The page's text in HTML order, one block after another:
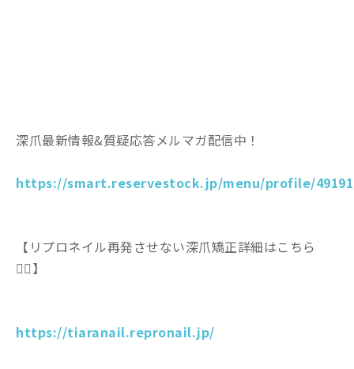
深爪最新情報&質疑応答メルマガ配信中！
https://smart.reservestock.jp/menu/profile/49191
【リプロネイル再発させない深爪矯正詳細はこちら
💁‍♀️】
https://tiaranail.repronail.jp/